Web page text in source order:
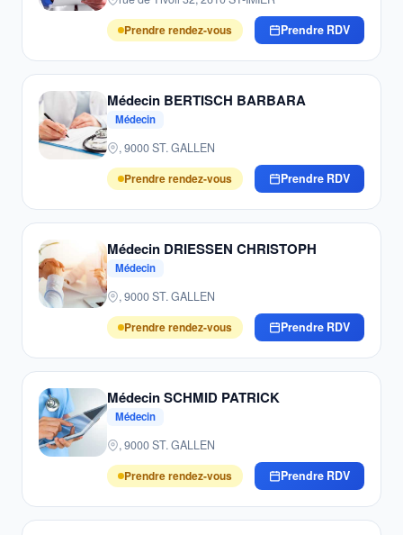
Prendre rendez-vous
Prendre RDV
Médecin BERTISCH BARBARA
Médecin
, 9000 ST. GALLEN
Prendre rendez-vous
Prendre RDV
Médecin DRIESSEN CHRISTOPH
Médecin
, 9000 ST. GALLEN
Prendre rendez-vous
Prendre RDV
Médecin SCHMID PATRICK
Médecin
, 9000 ST. GALLEN
Prendre rendez-vous
Prendre RDV